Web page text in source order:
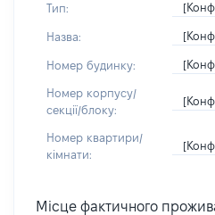
Тип:
Назва:
Номер будинку:
Номер корпусу/
секції/блоку:
Номер квартири/
кімнати:
Місце фактичного